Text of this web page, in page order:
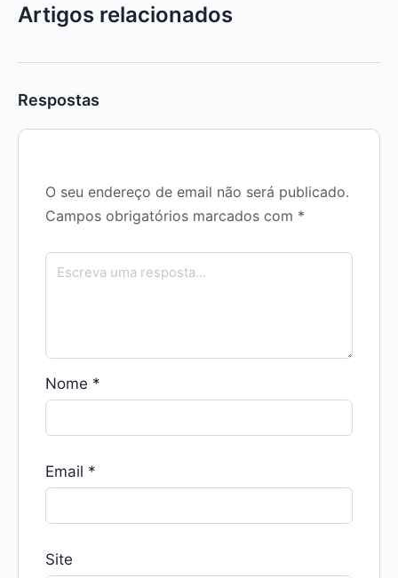
Artigos relacionados
Respostas
O seu endereço de email não será publicado.
Campos obrigatórios marcados com *
Nome *
Email *
Site